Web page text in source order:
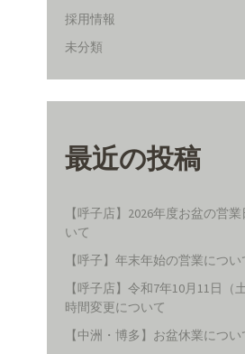
採用情報
未分類
最近の投稿
【呼子店】2026年度お盆の営
いて
【呼子】年末年始の営業につい
【呼子店】令和7年10月11日（
時間変更について
【中洲・博多】お盆休業につい